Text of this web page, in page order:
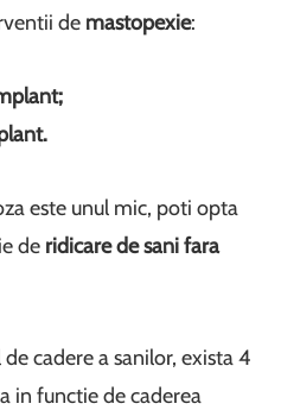
de mastopexie:
este unul mic, poti opta
de ridicare de sani fara
cadere a sanilor, exista 4
in functie de caderea